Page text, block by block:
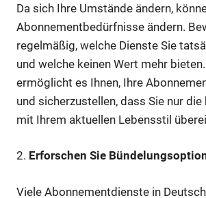
Da sich Ihre Umstände ändern,
Abonnementbedürfnisse ändern.
regelmäßig, welche Dienste Sie
und welche keinen Wert mehr
ermöglicht es Ihnen, Ihre
und sicherzustellen, dass Sie nur
mit Ihrem aktuellen Lebensstil
2. Erforschen Sie
Viele Abonnementdienste in